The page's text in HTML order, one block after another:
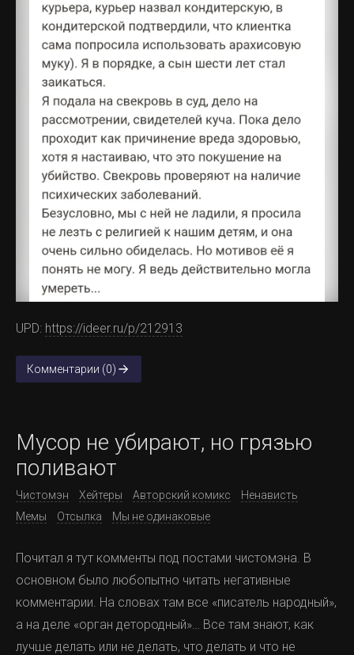
UPD: https://ideer.ru/p/212913
Комментарии (0)
Мусор не убирают, но грязью
поливают
Чистомэн Хейтеры Авторский комикс
Ненависть
Мемы
Отсылка Мы не одинаковые
Почитал я тут комменты под постами чистомэна. В
основном было любопытно читать негативные
комментарии. На словах там все «писатель народный»,
а на деле «орган детородный»… Все там знают, как
лучше делать или не делать, что делать и что не